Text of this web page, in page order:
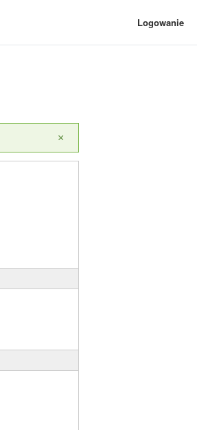
Logowanie
×